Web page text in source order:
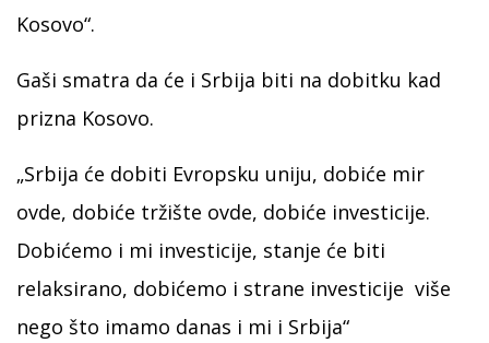
Kosovo“.
Gaši smatra da će i Srbija biti na dobitku kad
prizna Kosovo.
„Srbija će dobiti Evropsku uniju, dobiće mir
ovde, dobiće tržište ovde, dobiće investicije.
Dobićemo i mi investicije, stanje će biti
relaksirano, dobićemo i strane investicije više
nego što imamo danas i mi i Srbija“